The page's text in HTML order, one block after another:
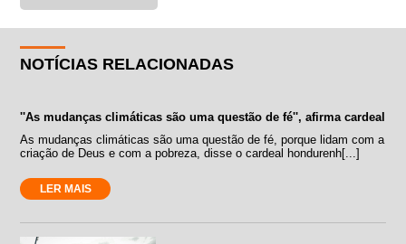
NOTÍCIAS RELACIONADAS
''As mudanças climáticas são uma questão de fé'', afirma cardeal
As mudanças climáticas são uma questão de fé, porque lidam com a
criação de Deus e com a pobreza, disse o cardeal hondurenh[...]
LER MAIS